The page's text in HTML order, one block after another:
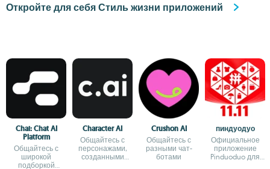
Откройте для себя Стиль жизни приложений
Chai: Chat AI
Platform
Общайтесь с
широкой
подборкой
Character AI
Общайтесь с
персонажами,
созданными
Crushon AI
Общайтесь с
разными чат-
ботами
пиндуодуо
Официальное
приложение
Pinduoduo для